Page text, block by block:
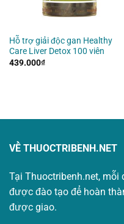
Hỗ trợ giải độc gan Healthy
Care Liver Detox 100 viên
439.000₫
VỀ THUOCTRIBENH.NET
Tại Thuoctribenh.net,
được đào tạo để hoàn
được giao.